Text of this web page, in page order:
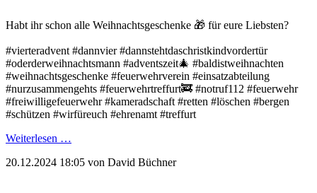
Habt ihr schon alle Weihnachtsgeschenke 🎁 für eure Liebsten?
#vierteradvent #dannvier #dannstehtdaschristkindvordertür
#oderderweihnachtsmann #adventszeit🎄 #baldistweihnachten
#weihnachtsgeschenke #feuerwehrverein #einsatzabteilung
#nurzusammengehts #feuerwehrtreffurt🚒 #notruf112 #feuerwehr
#freiwilligefeuerwehr #kameradschaft #retten #löschen #bergen
#schützen #wirfüreuch #ehrenamt #treffurt
Weiterlesen …
20.12.2024 18:05 von David Büchner